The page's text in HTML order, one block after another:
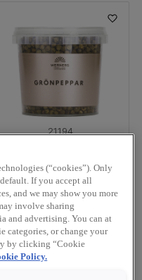
21194
Utvalda
hel 100 g
Logga in för att se pris
(“cookies”). Only
If you accept all
and we may show you more
involve sharing
and advertising. You can at
categories, or change your
by clicking “Cookie
Policy.